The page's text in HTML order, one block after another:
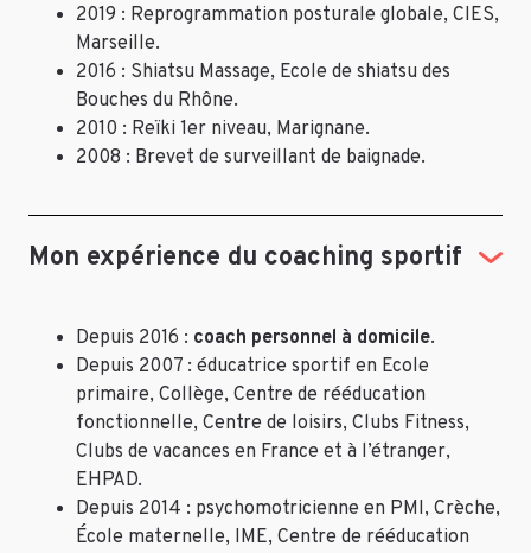
2019 : Reprogrammation posturale globale, CIES,
Marseille.
2016 : Shiatsu Massage, Ecole de shiatsu des
Bouches du Rhône.
2010 : Reïki 1er niveau, Marignane.
2008 : Brevet de surveillant de baignade.
Mon expérience du coaching sportif
Depuis 2016 : coach personnel à domicile.
Depuis 2007 : éducatrice sportif en Ecole
primaire, Collège, Centre de rééducation
fonctionnelle, Centre de loisirs, Clubs Fitness,
Clubs de vacances en France et à l’étranger,
EHPAD.
Depuis 2014 : psychomotricienne en PMI, Crèche,
École maternelle, IME, Centre de rééducation